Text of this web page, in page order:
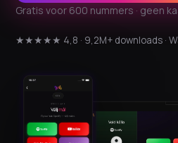
Gratis voor 600 nummers · geen
★★★★★ 4,8 · 9,2M+ downloads ·